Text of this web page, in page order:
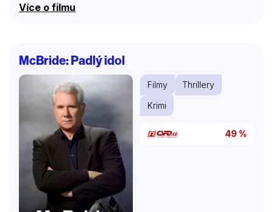
dobře vymyšlený podvod. Vyšetřování případu se
zároveň pátrá po podvodnících… U zrodu tohoto
projektu stál nápad scenáristy Dava Collarda napsat
příběh, který by svým laděním korespondoval s
klasickými hollywoodskými…
Více o filmu
McBride: Padlý idol
Filmy
Thrillery
Krimi
49 %